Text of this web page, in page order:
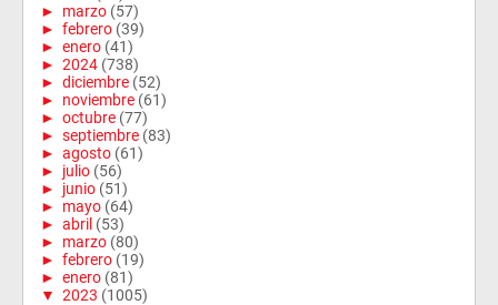
► marzo (57)
► febrero (39)
► enero (41)
► 2024 (738)
► diciembre (52)
► noviembre (61)
► octubre (77)
► septiembre (83)
► agosto (61)
► julio (56)
► junio (51)
► mayo (64)
► abril (53)
► marzo (80)
► febrero (19)
► enero (81)
▼ 2023 (1005)